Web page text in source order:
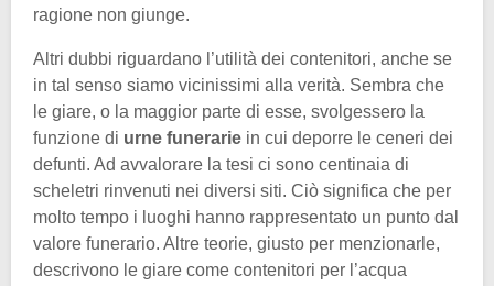
ragione non giunge.
Altri dubbi riguardano l’utilità dei contenitori, anche se
in tal senso siamo vicinissimi alla verità. Sembra che
le giare, o la maggior parte di esse, svolgessero la
funzione di urne funerarie in cui deporre le ceneri dei
defunti. Ad avvalorare la tesi ci sono centinaia di
scheletri rinvenuti nei diversi siti. Ciò significa che per
molto tempo i luoghi hanno rappresentato un punto dal
valore funerario. Altre teorie, giusto per menzionarle,
descrivono le giare come contenitori per l’acqua